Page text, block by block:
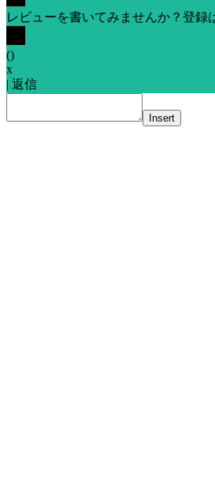
レビューを書いてみませんか？登録
()
x
| 返信
Insert